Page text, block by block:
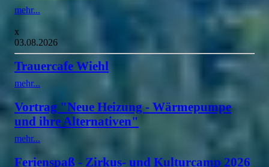
mehr...
x
03.08.2026
Trauercafe Wiehl
mehr...
Vortrag "Neue Heizung - Wärmepumpe
und ihre Alternativen"
mehr...
Ferienspaß - Zirkus- und Kulturcamp 2026